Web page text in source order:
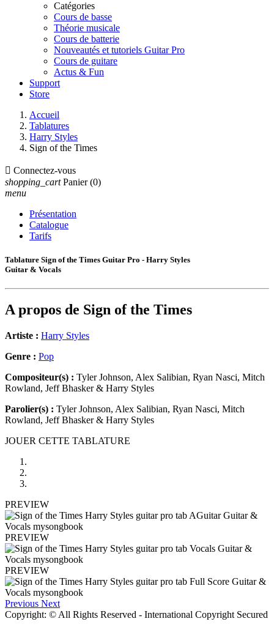
Catégories
Cours de basse
Théorie musicale
Cours de batterie
Nouveautés et tutoriels Guitar Pro
Cours de guitare
Actus & Fun
Support
Store
Accueil
Tablatures
Harry Styles
Sign of the Times
 Connectez-vous
shopping_cart Panier (0)
menu
Présentation
Catalogue
Tarifs
Tablature Sign of the Times Guitar Pro - Harry Styles
Guitar & Vocals
A propos de Sign of the Times
Artiste : Harry Styles
Genre : Pop
Compositeur(s) : Tyler Johnson, Alex Salibian, Ryan Nasci, Mitch
Rowland, Jeff Bhasker & Harry Styles
Parolier(s) : Tyler Johnson, Alex Salibian, Ryan Nasci, Mitch
Rowland, Jeff Bhasker & Harry Styles
JOUER CETTE TABLATURE
PREVIEW
PREVIEW
PREVIEW
Previous Next
Copyright: © All Rights Reserved - International Copyright Secured